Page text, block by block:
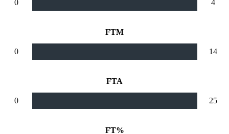
0 4
FTM
0 14
FTA
0 25
FT%